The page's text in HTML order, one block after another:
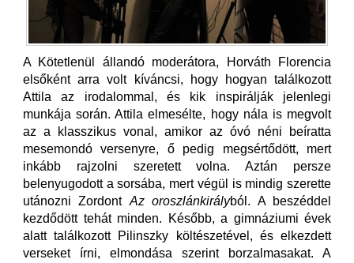
A Kötetlenül állandó moderátora, Horváth Florencia
elsőként arra volt kíváncsi, hogy hogyan találkozott
Attila az irodalommal, és kik inspirálják jelenlegi
munkája során. Attila elmesélte, hogy nála is megvolt
az a klasszikus vonal, amikor az óvó néni beíratta
mesemondó versenyre, ő pedig megsértődött, mert
inkább rajzolni szeretett volna. Aztán persze
belenyugodott a sorsába, mert végül is mindig szerette
utánozni Zordont Az oroszlánkirályból. A beszéddel
kezdődött tehát minden. Később, a gimnáziumi évek
alatt találkozott Pilinszky költészetével, és elkezdett
verseket írni, elmondása szerint borzalmasakat. A